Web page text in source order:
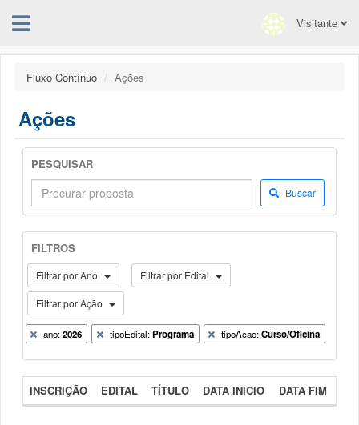
Visitante
Fluxo Contínuo Ações
Ações
PESQUISAR
Buscar
FILTROS
Filtrar por Ano Filtrar por Edital
Filtrar por Ação
ano:2026 tipoEdital:Programa tipoAcao:Curso/Oficina
INSCRIÇÃO EDITAL TÍTULO DATA INICIO DATA FIM